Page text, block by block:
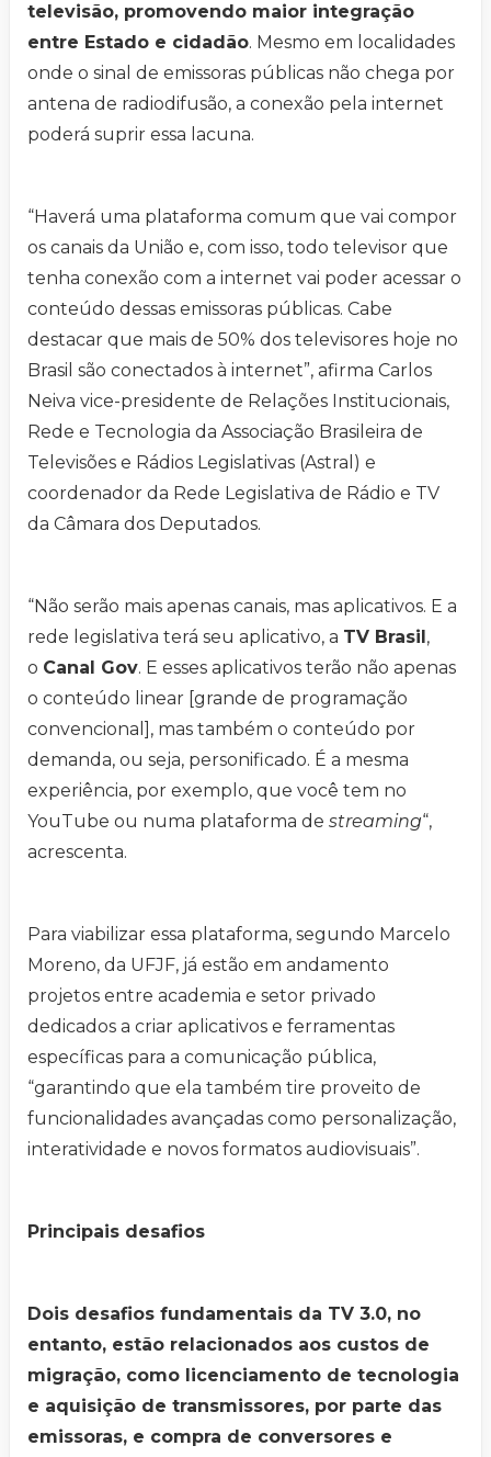
televisão, promovendo maior integração
entre Estado e cidadão. Mesmo em localidades
onde o sinal de emissoras públicas não chega por
antena de radiodifusão, a conexão pela internet
poderá suprir essa lacuna.
“Haverá uma plataforma comum que vai compor
os canais da União e, com isso, todo televisor que
tenha conexão com a internet vai poder acessar o
conteúdo dessas emissoras públicas. Cabe
destacar que mais de 50% dos televisores hoje no
Brasil são conectados à internet”, afirma Carlos
Neiva vice-presidente de Relações Institucionais,
Rede e Tecnologia da Associação Brasileira de
Televisões e Rádios Legislativas (Astral) e
coordenador da Rede Legislativa de Rádio e TV
da Câmara dos Deputados.
“Não serão mais apenas canais, mas aplicativos. E a
rede legislativa terá seu aplicativo, a TV Brasil ,
o Canal Gov. E esses aplicativos terão não apenas
o conteúdo linear [grande de programação
convencional], mas também o conteúdo por
demanda, ou seja, personificado. É a mesma
experiência, por exemplo, que você tem no
YouTube ou numa plataforma de streaming“,
acrescenta.
Para viabilizar essa plataforma, segundo Marcelo
Moreno, da UFJF, já estão em andamento
projetos entre academia e setor privado
dedicados a criar aplicativos e ferramentas
específicas para a comunicação pública,
“garantindo que ela também tire proveito de
funcionalidades avançadas como personalização,
interatividade e novos formatos audiovisuais”.
Principais desafios
Dois desafios fundamentais da TV 3.0, no
entanto, estão relacionados aos custos de
migração, como licenciamento de tecnologia
e aquisição de transmissores, por parte das
emissoras, e compra de conversores e